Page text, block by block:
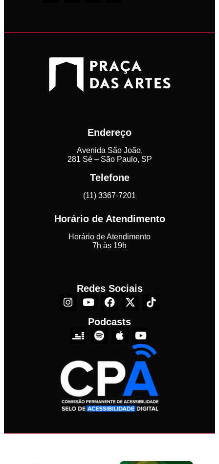
Endereço
Avenida São João,
281 Sé – São Paulo, SP
Telefone
(11) 3367-7201
Horário de Atendimento
Horário de Atendimento
7h às 19h
Redes Sociais
Podcasts